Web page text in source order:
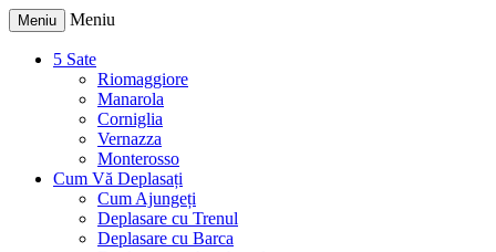
Meniu Meniu
5 Sate
Riomaggiore
Manarola
Corniglia
Vernazza
Monterosso
Cum Vă Deplasați
Cum Ajungeți
Deplasare cu Trenul
Deplasare cu Barca